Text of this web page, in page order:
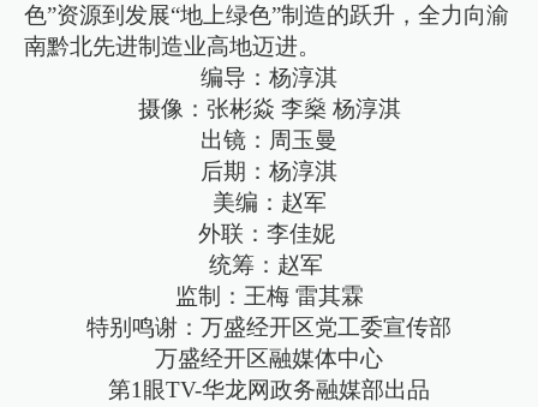
色”资源到发展“地上绿色”制造的跃升，全力向渝
南黔北先进制造业高地迈进。
编导：杨淳淇
摄像：张彬焱 李燊 杨淳淇
出镜：周玉曼
后期：杨淳淇
美编：赵军
外联：李佳妮
统筹：赵军
监制：王梅 雷其霖
特别鸣谢：万盛经开区党工委宣传部
万盛经开区融媒体中心
第1眼TV-华龙网政务融媒部出品